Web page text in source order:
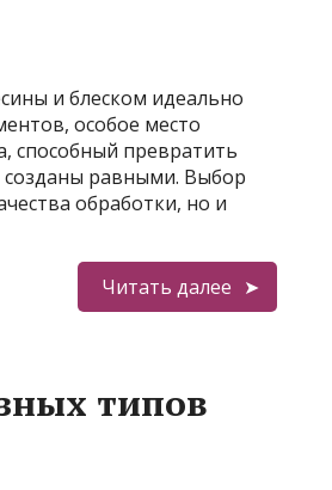
и блеском идеально
особое место
способный превратить
созданы равными. Выбор
обработки, но и
Читать далее
типов